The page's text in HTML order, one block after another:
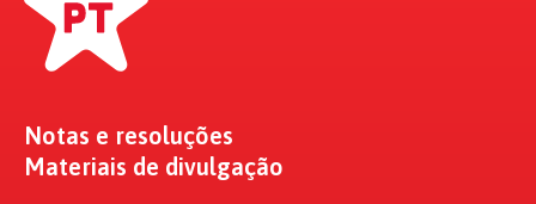
Notas e resoluções
Materiais de divulgação